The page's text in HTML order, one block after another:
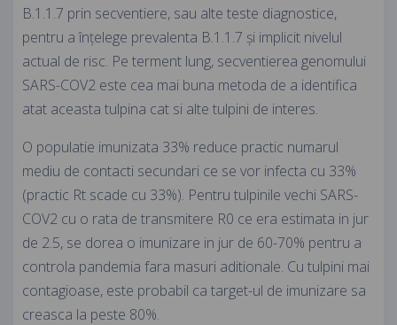
B.1.1.7 prin secventiere, sau alte teste diagnostice,
pentru a înțelege prevalenta B.1.1.7 și implicit nivelul
actual de risc. Pe terment lung, secventierea genomului
SARS-COV2 este cea mai buna metoda de a identifica
atat aceasta tulpina cat si alte tulpini de interes.
O populatie imunizata 33% reduce practic numarul
mediu de contacti secundari ce se vor infecta cu 33%
(practic Rt scade cu 33%). Pentru tulpinile vechi SARS-
COV2 cu o rata de transmitere R0 ce era estimata in jur
de 2.5, se dorea o imunizare in jur de 60-70% pentru a
controla pandemia fara masuri aditionale. Cu tulpini mai
contagioase, este probabil ca target-ul de imunizare sa
creasca la peste 80%.